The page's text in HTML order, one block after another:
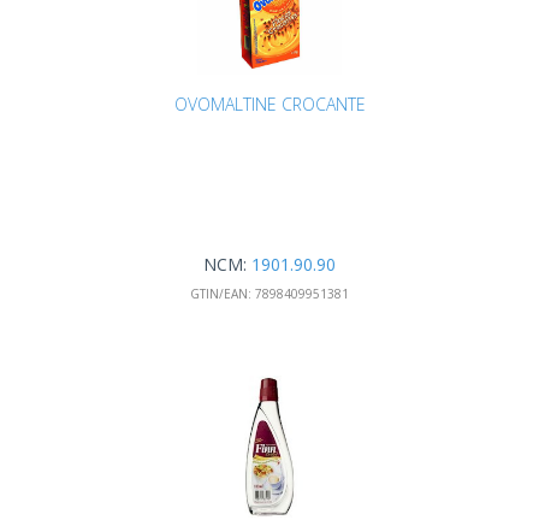
OVOMALTINE CROCANTE
NCM: 1901.90.90
GTIN/EAN: 7898409951381